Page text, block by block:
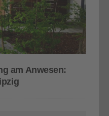
am Anwesen: